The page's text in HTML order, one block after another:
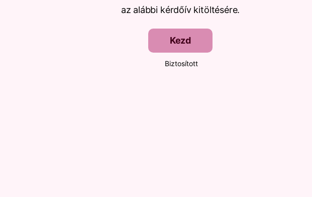
az alábbi kérdőív kitöltésére.
Kezd
Biztosított